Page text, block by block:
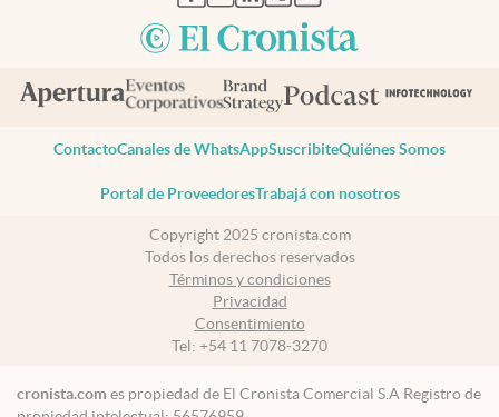
ContactoCanales de WhatsAppSuscribiteQuiénes Somos
Portal de ProveedoresTrabajá con nosotros
Copyright 2025 cronista.com
Todos los derechos reservados
Términos y condiciones
Privacidad
Consentimiento
Tel: +54 11 7078-3270
cronista.com es propiedad de El Cronista Comercial S.A Registro de